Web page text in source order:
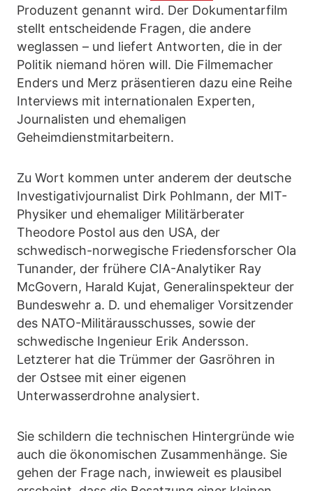
Produzent genannt wird. Der Dokumentarfilm
stellt entscheidende Fragen, die andere
weglassen – und liefert Antworten, die in der
Politik niemand hören will. Die Filmemacher
Enders und Merz präsentieren dazu eine Reihe
Interviews mit internationalen Experten,
Journalisten und ehemaligen
Geheimdienstmitarbeitern.
Zu Wort kommen unter anderem der deutsche
Investigativjournalist Dirk Pohlmann, der MIT-
Physiker und ehemaliger Militärberater
Theodore Postol aus den USA, der
schwedisch-norwegische Friedensforscher Ola
Tunander, der frühere CIA-Analytiker Ray
McGovern, Harald Kujat, Generalinspekteur der
Bundeswehr a. D. und ehemaliger Vorsitzender
des NATO-Militärausschusses, sowie der
schwedische Ingenieur Erik Andersson.
Letzterer hat die Trümmer der Gasröhren in
der Ostsee mit einer eigenen
Unterwasserdrohne analysiert.
Sie schildern die technischen Hintergründe wie
auch die ökonomischen Zusammenhänge. Sie
gehen der Frage nach, inwieweit es plausibel